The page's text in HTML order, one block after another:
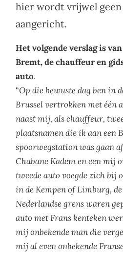
hier wordt vrijwel geen
aangericht.
Het volgende verslag is
Bremt, de chauffeur en
auto.
“Op die bewuste dag ben in
Brussel vertrokken met één
naast mij, als chauffeur,
plaatsnamen die ik aan een
spoorwegstation was gaan
Chabane Kadem en een mij
tweede auto voegde zich bij
in de Kempen of Limburg,
Nederlandse grens waren
auto met Frans kenteken
mij onbekende man die
mij al even onbekende